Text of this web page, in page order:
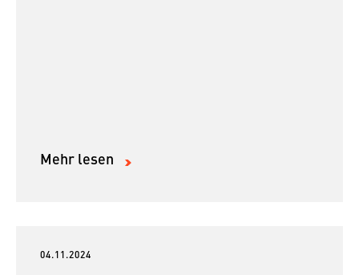
Mehr lesen
04.11.2024